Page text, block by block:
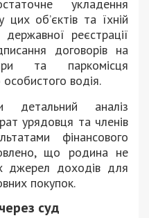
укладення
цих об’єктів та їхній
реєстрації
договорів на
та паркомісця
водія.
детальний аналіз
урядовця та членів
фінансового
що родина не
джерел доходів для
покупок.
суд